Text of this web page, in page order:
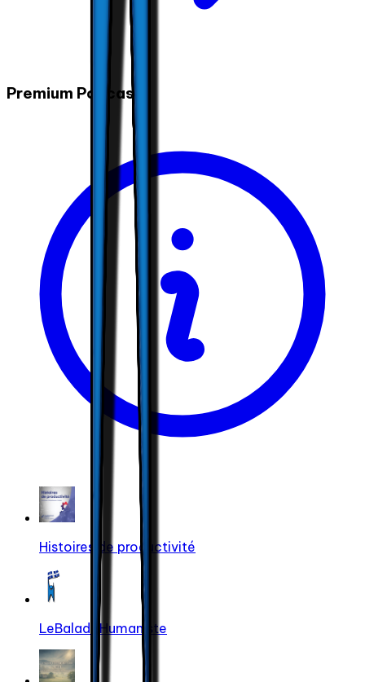
Premium Podcasts
Histoires de productivité
LeBaladoHumaniste